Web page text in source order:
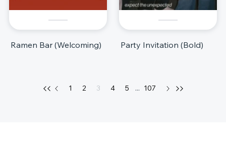
Ramen Bar (Welcoming) Party Invitation (Bold)
1 2 3 4 5 ... 107